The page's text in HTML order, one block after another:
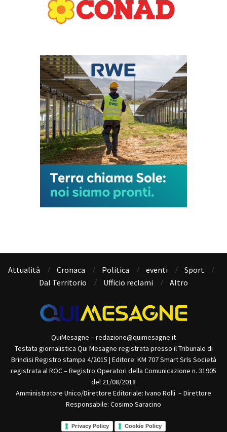
Attualità Cronaca Politica eventi
Sport
Dal Territorio
Ufficio reclami Altro
QuiMesagne – redazione@quimesagne.it
Testata giornalistica Qui Mesagne registrata presso il Tribunale di
Brindisi Registro stampa 4/2015 | Editore: KM 707 Smart Srls Società
registrata al ROC – Registro Operatori della Comunicazione n. 31905
del 21/08/2018
Amministratore Unico/Direttore Editoriale: Ivano Rolli – Direttore
Responsabile: Cosimo Saracino
Privacy Policy Cookie Policy